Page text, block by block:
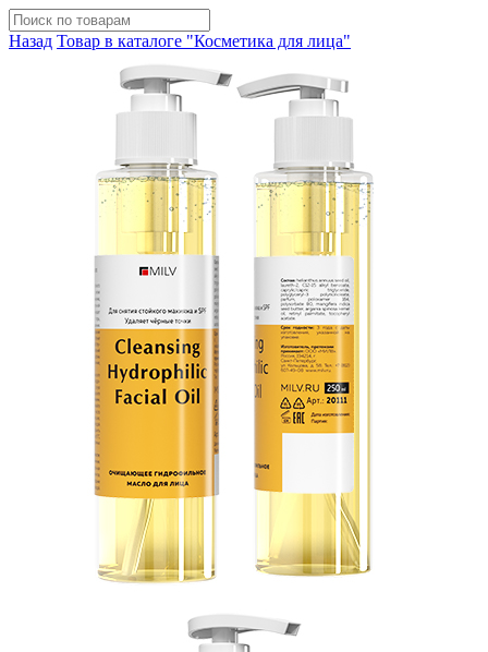
Назад Товар в каталоге "Косметика для лица"